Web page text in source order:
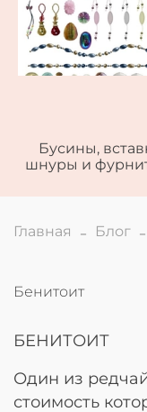
Бусины,
шнуры и
Главная Блог
Бенитоит
БЕНИТОИТ
Один из
стоимость